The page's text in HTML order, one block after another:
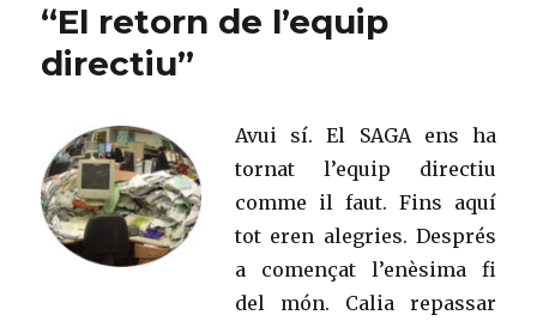
“El retorn de l’equip
directiu”
Avui sí. El SAGA ens ha
tornat l’equip directiu
comme il faut. Fins aquí
tot eren alegries. Després
a començat l’enèsima fi
del món. Calia repassar